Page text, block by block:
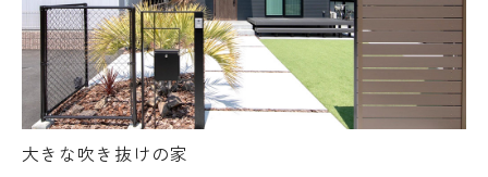
大きな吹き抜けの家